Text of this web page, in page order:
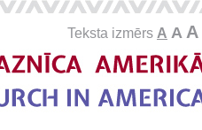
Teksta izmērs A A A